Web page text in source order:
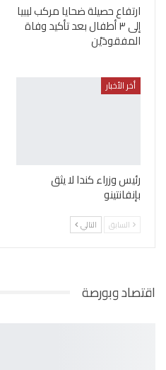
ارتفاع حصيلة ضحايا مركب ليبيا
إلى ٣ أطفال بعد تأكيد وفاة
المفقودَيْن
أخر الأخبار
رئيس وزراء كندا لا يثق
بإنفانتينو
السابق التالي
اقتصاد وبورصة